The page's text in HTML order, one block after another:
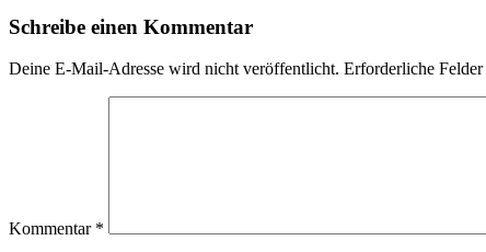
der
Veranstaltungen
Schreibe einen Kommentar
Deine E-Mail-Adresse wird nicht veröffentlicht. Erforderliche
Kommentar *